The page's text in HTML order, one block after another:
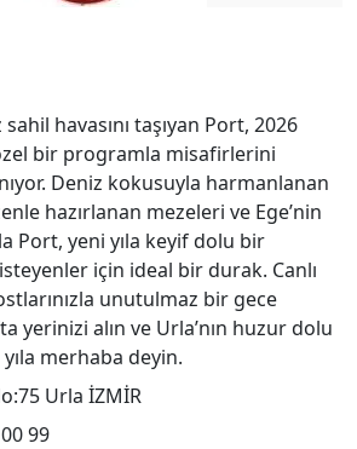
havasını taşıyan Port, 2026
bir programla misafirlerini
Deniz kokusuyla harmanlanan
hazırlanan mezeleri ve Ege’nin
Port, yeni yıla keyif dolu bir
için ideal bir durak. Canlı
unutulmaz bir gece
yerinizi alın ve Urla’nın huzur dolu
merhaba deyin.
Urla İZMİR
99